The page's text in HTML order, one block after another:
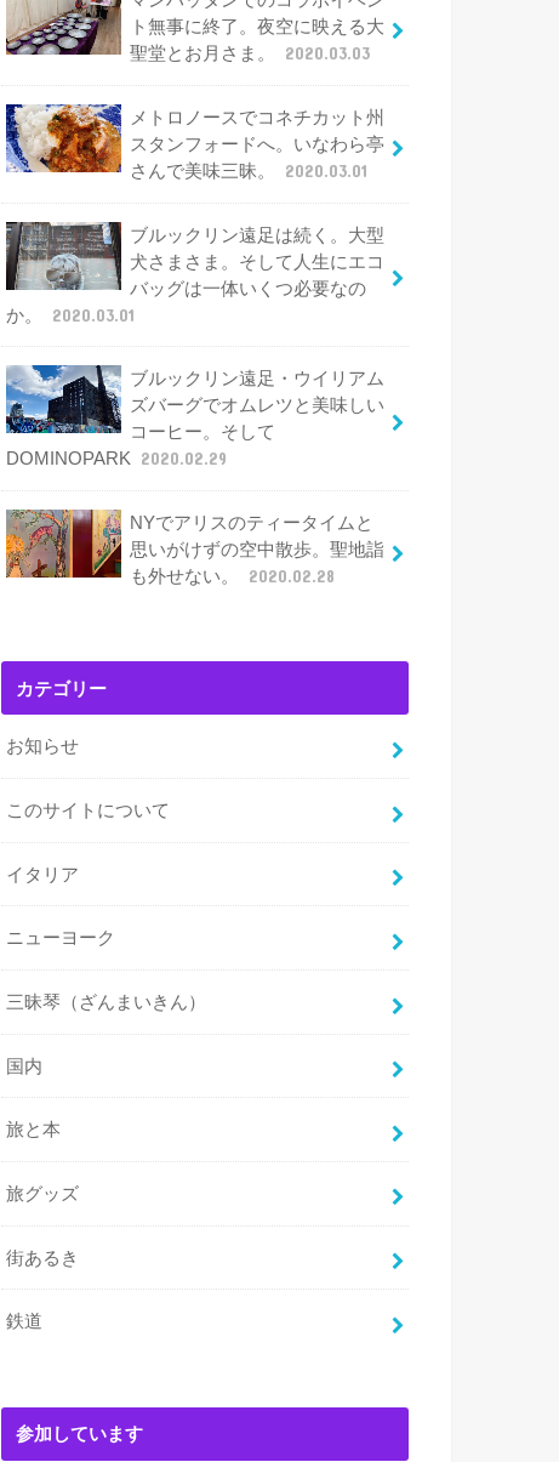
ト無事に終了。夜空に映える大
聖堂とお月さま。
2020.03.03
メトロノースでコネチカット州
スタンフォードへ。いなわら亭
さんで美味三昧。
2020.03.01
ブルックリン遠足は続く。大型
犬さまさま。そして人生にエコ
バッグは一体いくつ必要なの
か。
2020.03.01
ブルックリン遠足・ウイリアム
ズバーグでオムレツと美味しい
コーヒー。そして
DOMINOPARK 2020.02.29
NYでアリスのティータイムと
思いがけずの空中散歩。聖地詣
も外せない。
2020.02.28
カテゴリー
お知らせ
このサイトについて
イタリア
ニューヨーク
三昧琴（ざんまいきん）
国内
旅と本
旅グッズ
街あるき
鉄道
参加しています